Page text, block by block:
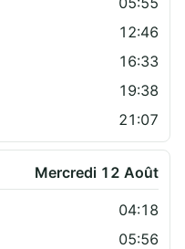
12:46
16:33
19:38
21:07
Mercredi 12 Août
04:18
05:56